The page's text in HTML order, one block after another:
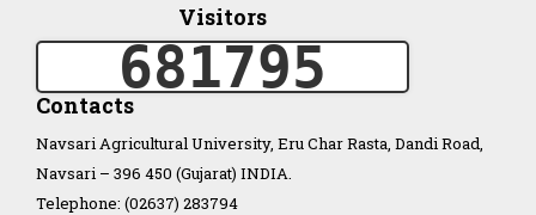
Organization Structure
ખેડુત માર્ગદર્શિકા
Accreditation Certificate
Visitors
681795
Contacts
Navsari Agricultural University, Eru Char Rasta, Dandi Road,
Navsari – 396 450 (Gujarat) INDIA.
Telephone: (02637) 283794